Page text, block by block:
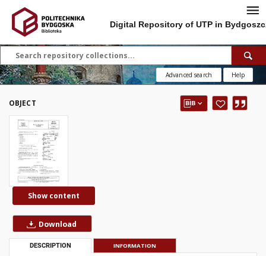
Digital Repository of UTP in
Advanced search Help
OBJECT
Show content
Download
DESCRIPTION INFORMATION